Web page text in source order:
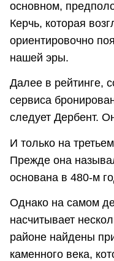
основном,
Керчь, которая
ориентировочно
нашей эры.
Далее в рейтинге,
сервиса
следует Дербент.
И только на
Прежде она
основана в 480-м
Однако на самом
насчитывает
районе найдены
каменного века,